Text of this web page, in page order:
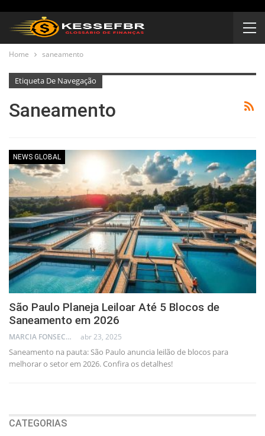
Home saneamento
Etiqueta De Navegação
Saneamento
NEWS GLOBAL
São Paulo Planeja Leiloar Até 5 Blocos de
Saneamento em 2026
MARCIA FONSECA - FINANCIAL CONSULTANT abr 23, 2025
Saneamento na pauta: São Paulo anuncia leilão de blocos para
melhorar o setor em 2026. Confira os detalhes!
CATEGORIAS